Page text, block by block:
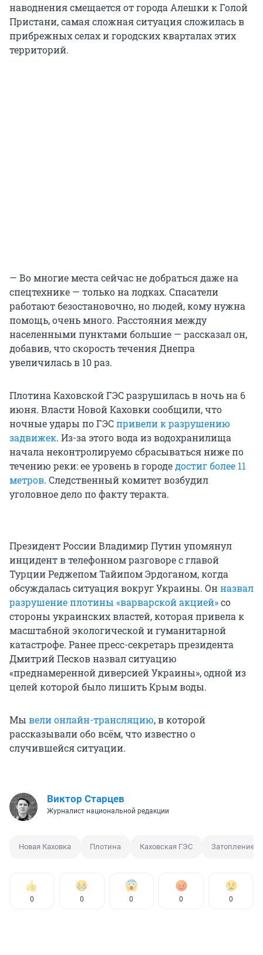
наводнения смещается от города Алешки к Голой
Пристани, самая сложная ситуация сложилась в
прибрежных селах и городских кварталах этих
территорий.
— Во многие места сейчас не добраться даже на
спецтехнике — только на лодках. Спасатели
работают безостановочно, но людей, кому нужна
помощь, очень много. Расстояния между
населенными пунктами большие — рассказал он,
добавив, что скорость течения Днепра
увеличилась в 10 раз.
Плотина Каховской ГЭС разрушилась в ночь на 6
июня. Власти Новой Каховки сообщили, что
ночные удары по ГЭСпривели к разрушению
задвижек. Из-за этого вода из водохранилища
начала неконтролируемо сбрасываться ниже по
течению реки: ее уровень в городедостиг более 11
метров. Следственный комитет возбудил
уголовное дело по факту теракта.
Президент России Владимир Путин упомянул
инцидент в телефонном разговоре с главой
Турции Реджепом Тайипом Эрдоганом, когда
обсуждалась ситуация вокруг Украины. Онназвал
разрушение плотины «варварской акцией»со
стороны украинских властей, которая привела к
масштабной экологической и гуманитарной
катастрофе. Ранее пресс-секретарь президента
Дмитрий Песков назвал ситуацию
«преднамеренной диверсией Украины», одной из
целей которой было лишить Крым воды.
Мы вели онлайн-трансляцию, в которой
рассказывали обо всём, что известно о
случившейся ситуации.
Виктор Старцев
Журналист национальной редакции
Новая Каховка Плотина Каховская ГЭС Затопление
0 0 0 0 0